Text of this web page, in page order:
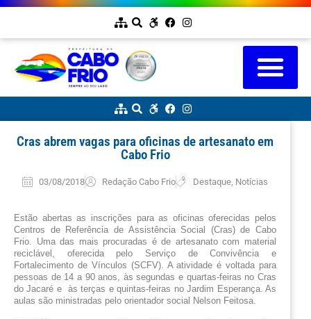
Cras abrem vagas para oficinas de artesanato em
Cabo Frio
03/08/2018 Redação Cabo Frio Destaque, Notícias
Estão abertas as inscrições para as oficinas oferecidas pelos
Centros de Referência de Assistência Social (Cras) de Cabo
Frio. Uma das mais procuradas é de artesanato com material
reciclável, oferecida pelo Serviço de Convivência e
Fortalecimento de Vínculos (SCFV). A atividade é voltada para
pessoas de 14 a 90 anos, às segundas e quartas-feiras no Cras
do Jacaré e  às terças e quintas-feiras no Jardim Esperança. As
aulas são ministradas pelo orientador social Nelson Feitosa.